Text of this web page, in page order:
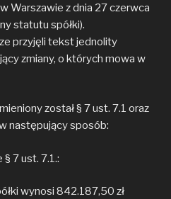
Warszawie z dnia 27 czerwca
statutu spółki).
przyjęli tekst jednolity
zmiany, o których mowa w
został § 7 ust. 7.1 oraz
następujący sposób:
7 ust. 7.1.:
wynosi 842.187,50 zł